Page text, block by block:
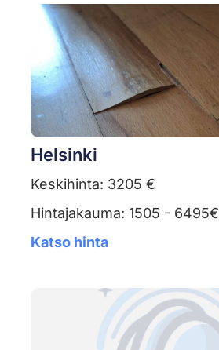
Helsinki
Keskihinta: 3205 €
Hintajakauma: 1505 - 6495€
Katso hinta